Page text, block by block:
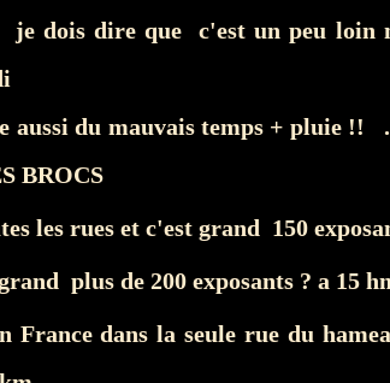
je dois dire que c'est un peu
aussi du mauvais temps + pluie
BROCS
les rues et c'est grand 150
plus de 200 exposants ? a 15
France dans la seule rue du